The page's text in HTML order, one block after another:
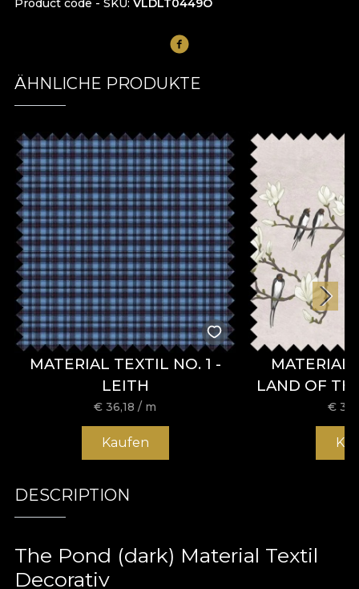
Product code - SKU VLDLT0449O
ÄHNLICHE PRODUKTE
MATERIAL TEXTIL NO. 1 -
LEITH
€36,18 / m
Kaufen
MATERIAL
LAND OF
€
DESCRIPTION
The Pond (dark) Material Textil
Decorativ